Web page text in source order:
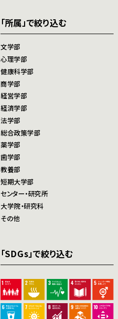
「所属」で絞り込む
文学部
心理学部
健康科学部
商学部
経営学部
経済学部
法学部
総合政策学部
薬学部
歯学部
教養部
短期大学部
センター・研究所
大学院・研究科
その他
「SDGs」で絞り込む